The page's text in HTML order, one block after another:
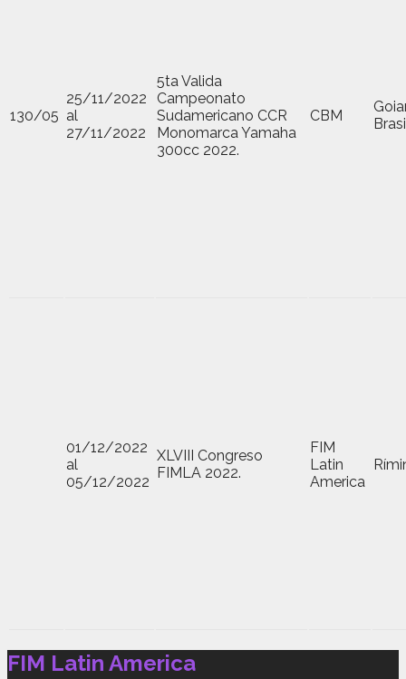
130/05
25/11/2022
al
27/11/2022
5ta Valida
Campeonato
Sudamericano CCR
Monomarca Yamaha
300cc 2022.
CBM
01/12/2022
al
05/12/2022
XLVIII Congreso
FIMLA 2022.
FIM
Latin
America
FIM Latin America